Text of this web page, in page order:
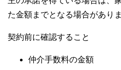
た金額までとなる場合がありま
契約前に確認すること
仲介手数料の金額